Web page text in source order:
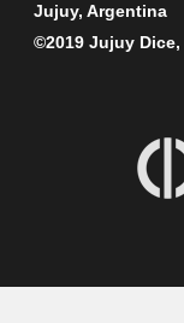
Jujuy, Argentina
©2019 Jujuy